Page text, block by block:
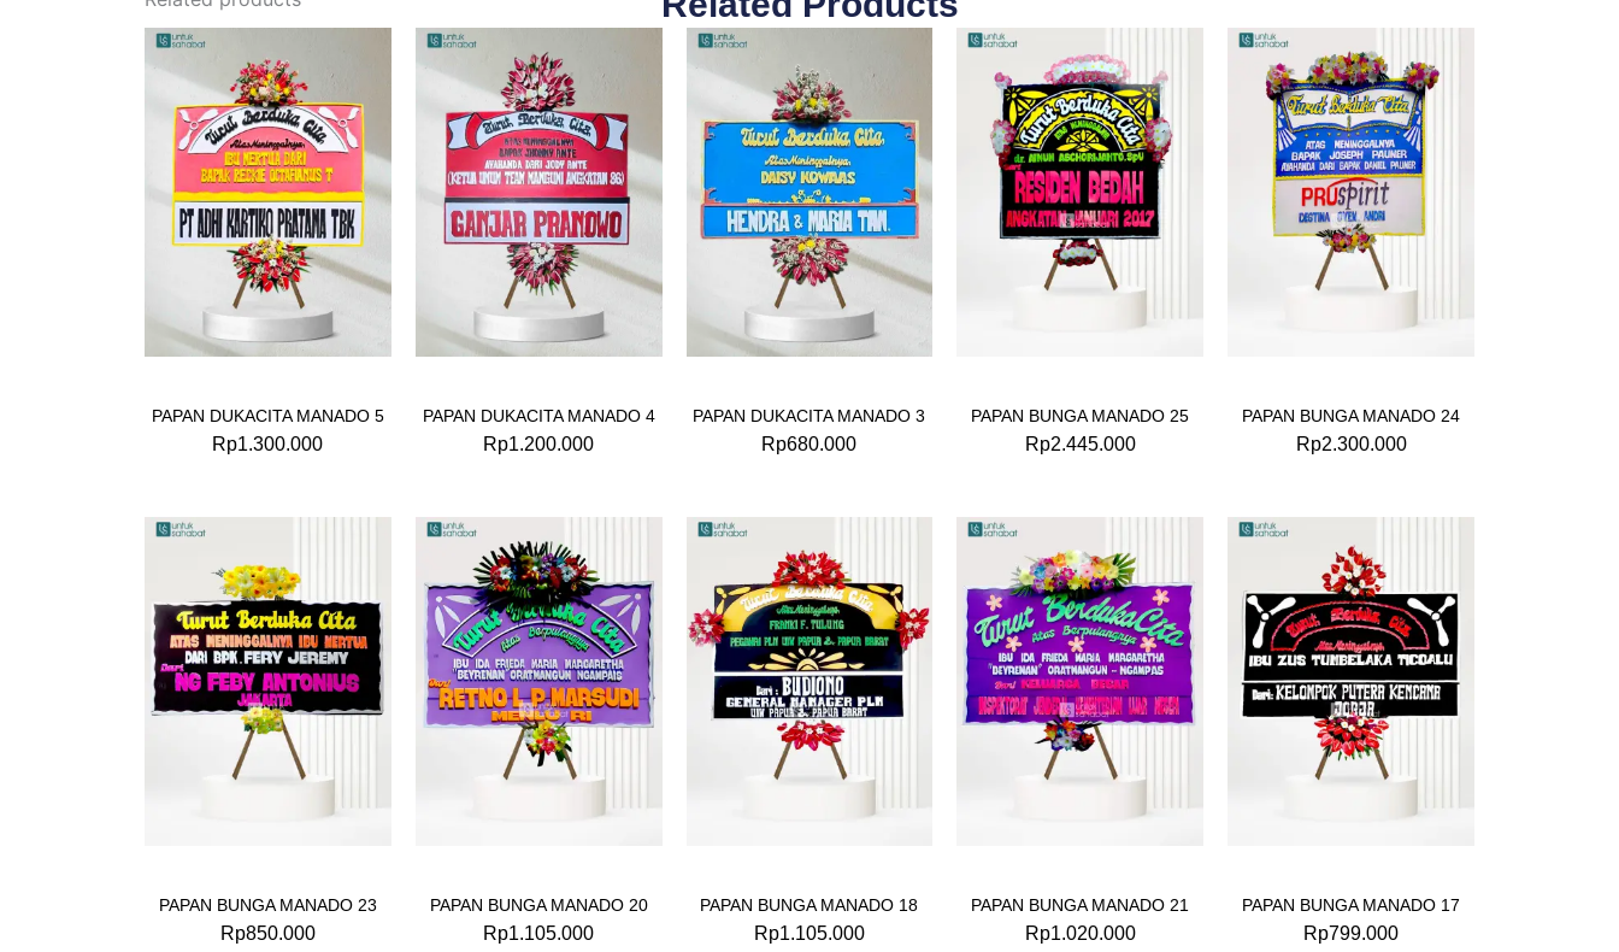
PAPAN DUKACITA MANADO 5
Rp1.300.000
PAPAN DUKACITA MANADO 4
Rp1.200.000
PAPAN DUKACITA MANADO 3
Rp680.000
PAPAN BUNGA MANADO 25
Rp2.445.000
PAPAN BUNGA MANADO 24
Rp2.300.000
PAPAN BUNGA MANADO 23
Rp850.000
PAPAN BUNGA MANADO 20
Rp1.105.000
PAPAN BUNGA MANADO 18
Rp1.105.000
PAPAN BUNGA MANADO 21
Rp1.020.000
PAPAN BUNGA MANADO 17
Rp799.000